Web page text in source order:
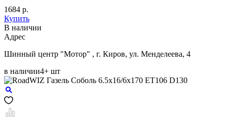
1684 р.
Купить
В наличии
Aдрес
Шинный центр "Мотор" , г. Киров, ул. Менделеева, 4
в наличии4+ шт